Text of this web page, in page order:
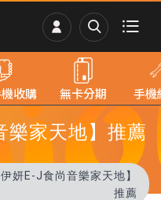
樂家天地】推薦
妍E-J食尚音樂家天地】
推薦
收購 無卡分期 手機